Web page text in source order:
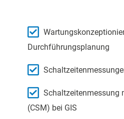
Durchführungsplanung
Schaltzeitenmessung
(CSM) bei GIS